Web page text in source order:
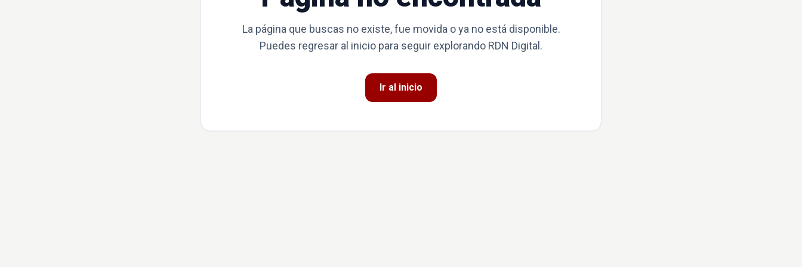
La página que buscas no existe, fue movida o ya no está disponible.
Puedes regresar al inicio para seguir explorando RDN Digital.
Ir al inicio